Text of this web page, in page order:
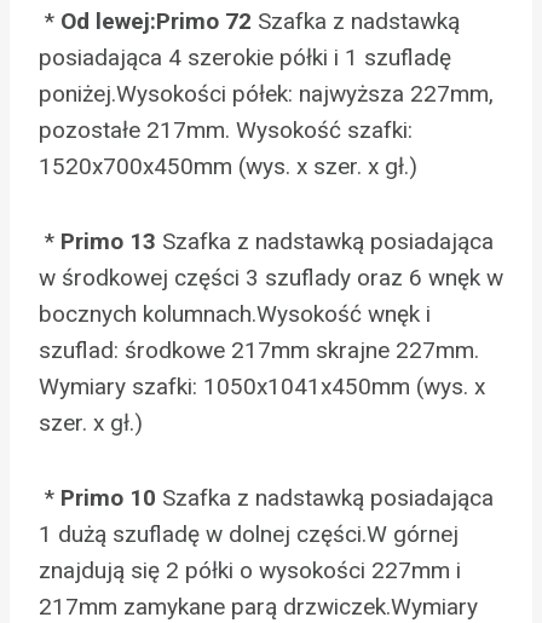
* Od lewej:Primo 72 Szafka z nadstawką
posiadająca 4 szerokie półki i 1 szufladę
poniżej.Wysokości półek: najwyższa 227mm,
pozostałe 217mm. Wysokość szafki:
1520x700x450mm (wys. x szer. x gł.)
* Primo 13 Szafka z nadstawką posiadająca
w środkowej części 3 szuflady oraz 6 wnęk w
bocznych kolumnach.Wysokość wnęk i
szuflad: środkowe 217mm skrajne 227mm.
Wymiary szafki: 1050x1041x450mm (wys. x
szer. x gł.)
* Primo 10 Szafka z nadstawką posiadająca
1 dużą szufladę w dolnej części.W górnej
znajdują się 2 półki o wysokości 227mm i
217mm zamykane parą drzwiczek.Wymiary